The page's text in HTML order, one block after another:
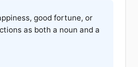
good fortune, or
as both a noun and a